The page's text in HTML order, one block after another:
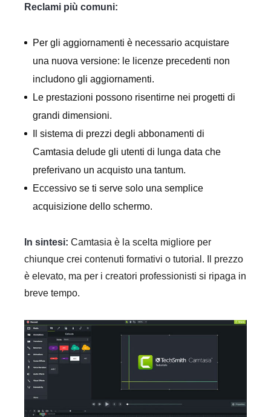
Reclami più comuni:
Per gli aggiornamenti è necessario acquistare
una nuova versione: le licenze precedenti non
includono gli aggiornamenti.
Le prestazioni possono risentirne nei progetti di
grandi dimensioni.
Il sistema di prezzi degli abbonamenti di
Camtasia delude gli utenti di lunga data che
preferivano un acquisto una tantum.
Eccessivo se ti serve solo una semplice
acquisizione dello schermo.
In sintesi: Camtasia è la scelta migliore per
chiunque crei contenuti formativi o tutorial. Il prezzo
è elevato, ma per i creatori professionisti si ripaga in
breve tempo.